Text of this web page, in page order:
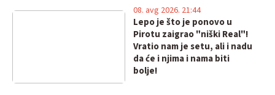
Lepo je što je ponovo u
Pirotu zaigrao "niški Real"!
Vratio nam je setu, ali i nadu
da će i njima i nama biti
bolje!
08. avg 2026. 21:44